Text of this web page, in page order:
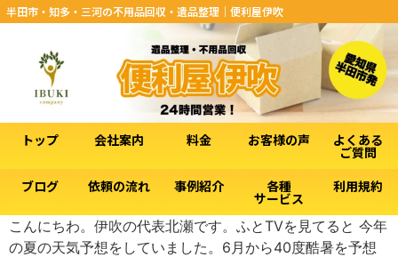
半田市・知多・三河の不用品回収・遺品整理｜便利屋伊吹
トップ 会社案内 料金 お客様の声 よくある
ご質問
ブログ
依頼の流れ 事例紹介 各種
サービス
利用規約
こんにちわ。伊吹の代表北瀬です。ふとTVを見てると 今年
の夏の天気予想をしていました。6月から40度酷暑を予想